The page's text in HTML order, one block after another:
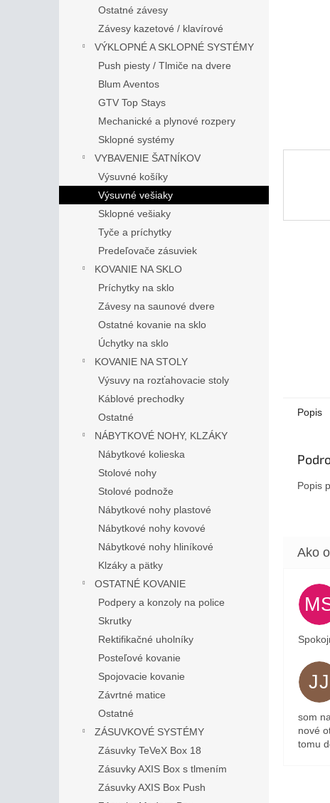
Ostatné závesy
Závesy kazetové / klavírové
VÝKLOPNÉ A SKLOPNÉ SYSTÉMY
Push piesty / Tlmiče na dvere
Blum Aventos
GTV Top Stays
Mechanické a plynové rozpery
Sklopné systémy
VYBAVENIE ŠATNÍKOV
Výsuvné košíky
Výsuvné vešiaky
Sklopné vešiaky
Tyče a príchytky
Predeľovače zásuviek
KOVANIE NA SKLO
Príchytky na sklo
Závesy na saunové dvere
Ostatné kovanie na sklo
Úchytky na sklo
KOVANIE NA STOLY
Výsuvy na rozťahovacie stoly
Káblové prechodky
Ostatné
NÁBYTKOVÉ NOHY, KLZÁKY
Nábytkové kolieska
Stolové nohy
Stolové podnože
Nábytkové nohy plastové
Nábytkové nohy kovové
Nábytkové nohy hliníkové
Klzáky a pätky
OSTATNÉ KOVANIE
Podpery a konzoly na police
Skrutky
Rektifikačné uholníky
Posteľové kovanie
Spojovacie kovanie
Závrtné matice
Ostatné
ZÁSUVKOVÉ SYSTÉMY
Zásuvky TeVeX Box 18
Zásuvky AXIS Box s tlmením
Zásuvky AXIS Box Push
Popis
Popis
JJ
som
nové
tomu